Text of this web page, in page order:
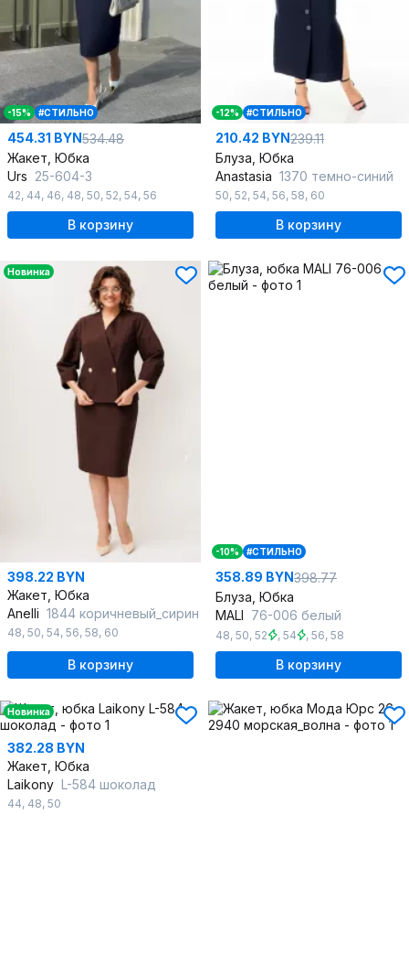
-15% #СТИЛЬНО
454.31 BYN534.48
Жакет, Юбка
Urs 25-604-3
42, 44, 46, 48, 50, 52, 54, 56
В корзину
-12% #СТИЛЬНО
210.42 BYN239.11
Блуза, Юбка
Anastasia 1370 темно-синий
50, 52, 54, 56, 58, 60
В корзину
Новинка
398.22 BYN
Жакет, Юбка
Anelli 1844 коричневый_сирин
48, 50, 54, 56, 58, 60
В корзину
-10% #СТИЛЬНО
358.89 BYN398.77
Блуза, Юбка
MALI 76-006 белый
48, 50, 52 , 54 , 56, 58
В корзину
Новинка
382.28 BYN
Жакет, Юбка
Laikony L-584 шоколад
44, 48, 50